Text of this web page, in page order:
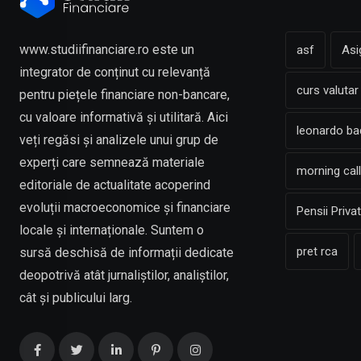
www.studiifinanciare.ro este un
integrator de conținut cu relevanță
pentru piețele financiare non-bancare,
cu valoare informativă și utilitară. Aici
veți regăsi și analizele unui grup de
experți care semnează materiale
editoriale de actualitate acoperind
evoluții macroeconomice și financiare
locale și internaționale. Suntem o
sursă deschisă de informații dedicate
deopotrivă atât jurnaliștilor, analiștilor,
cât și publicului larg.
asf
curs valutar
leonardo
morning
Pensii
pret rca